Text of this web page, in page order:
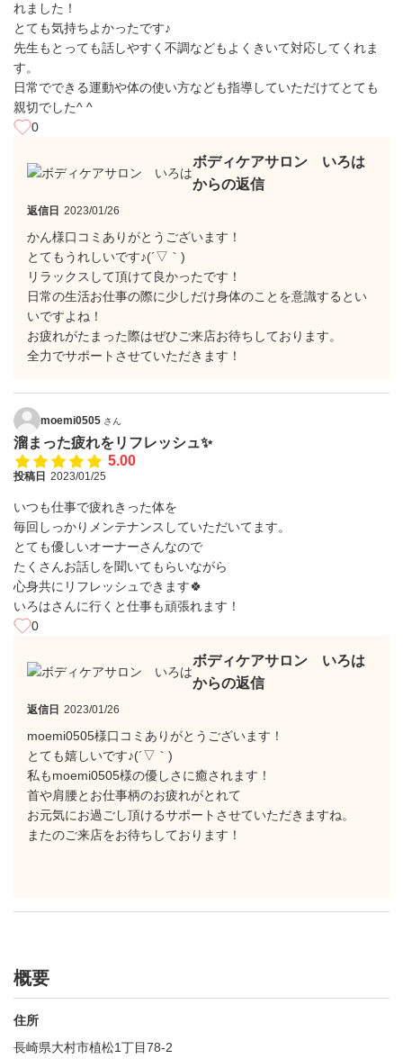
れました！
とても気持ちよかったです♪
先生もとっても話しやすく不調などもよくきいて対応してくれま
す。
日常でできる運動や体の使い方なども指導していただけてとても
親切でした^ ^
0
ボディケアサロン いろは
からの返信
返信日 2023/01/26
かん様口コミありがとうございます！
とてもうれしいです♪(´▽｀)
リラックスして頂けて良かったです！
日常の生活お仕事の際に少しだけ身体のことを意識するとい
いですよね！
お疲れがたまった際はぜひご来店お待ちしております。
全力でサポートさせていただきます！
moemi0505 さん
溜まった疲れをリフレッシュ✨
5.00
投稿日 2023/01/25
いつも仕事で疲れきった体を
毎回しっかりメンテナンスしていただいてます。
とても優しいオーナーさんなので
たくさんお話しを聞いてもらいながら
心身共にリフレッシュできます🍀
いろはさんに行くと仕事も頑張れます！
0
ボディケアサロン いろは
からの返信
返信日 2023/01/26
moemi0505様口コミありがとうございます！
とても嬉しいです♪(´▽｀)
私もmoemi0505様の優しさに癒されます！
首や肩腰とお仕事柄のお疲れがとれて
お元気にお過ごし頂けるサポートさせていただきますね。
またのご来店をお待ちしております！
概要
住所
長崎県大村市植松1丁目78-2